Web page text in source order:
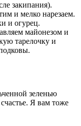
закипания).
и мелко нарезаем.
и огурец.
майонезом и
тарелочку и
зеленью
Я вам тоже